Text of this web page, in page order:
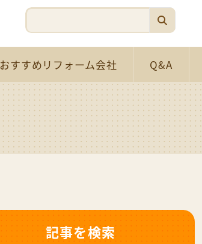
おすすめリフォーム会社 Q&A
記事を検索